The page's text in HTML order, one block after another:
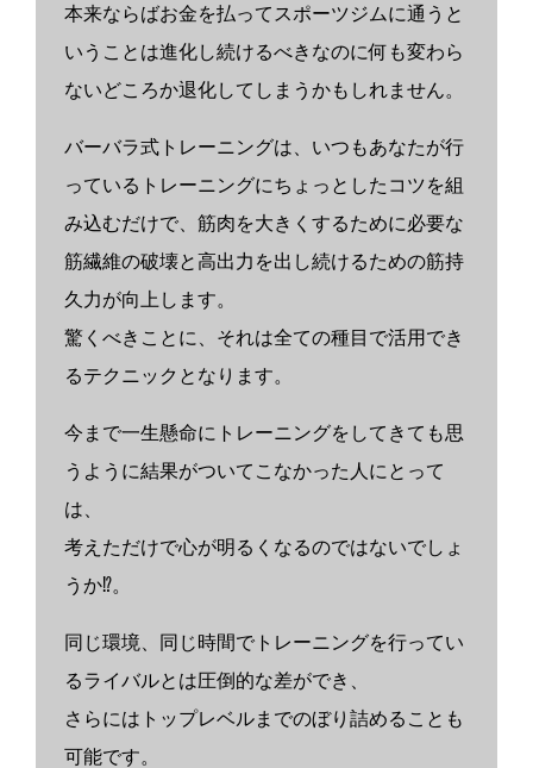
本来ならばお金を払ってスポーツジムに通うと
いうことは進化し続けるべきなのに何も変わら
ないどころか退化してしまうかもしれません。
バーバラ式トレーニングは、いつもあなたが行
っているトレーニングにちょっとしたコツを組
み込むだけで、筋肉を大きくするために必要な
筋繊維の破壊と高出力を出し続けるための筋持
久力が向上します。
驚くべきことに、それは全ての種目で活用でき
るテクニックとなります。
今まで一生懸命にトレーニングをしてきても思
うように結果がついてこなかった人にとって
は、
考えただけで心が明るくなるのではないでしょ
うか⁉︎。
同じ環境、同じ時間でトレーニングを行ってい
るライバルとは圧倒的な差ができ、
さらにはトップレベルまでのぼり詰めることも
可能です。